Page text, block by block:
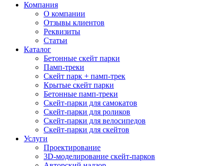
Компания
О компании
Отзывы клиентов
Реквизиты
Статьи
Каталог
Бетонные скейт парки
Памп-треки
Скейт парк + памп-трек
Крытые скейт парки
Бетонные памп-треки
Скейт-парки для самокатов
Скейт-парки для роликов
Скейт-парки для велосипедов
Скейт-парки для скейтов
Услуги
Проектирование
3D-моделирование скейт-парков